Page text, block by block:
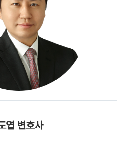
엽 변호사